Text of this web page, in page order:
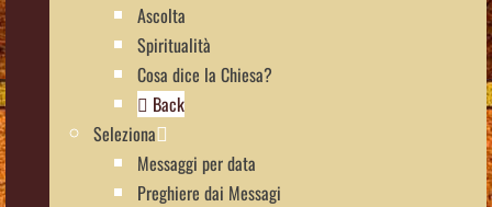
Ascolta
Spiritualità
Cosa dice la Chiesa?
Back
Seleziona
Messaggi per data
Preghiere dai Messagi